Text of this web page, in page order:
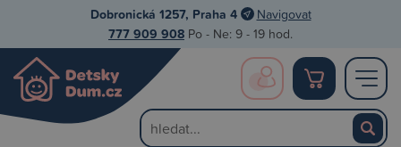
Dobronická 1257, Praha 4 Navigovat
777 909 908 Po - Ne: 9 - 19 hod.